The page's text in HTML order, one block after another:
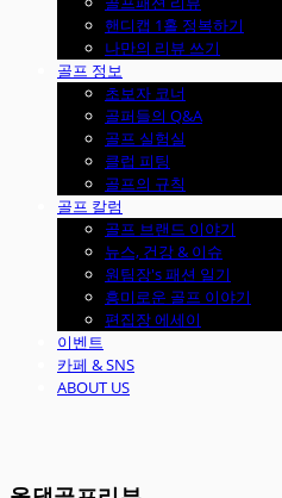
핸디캡 1홀 정복하기
나만의 리뷰 쓰기
골프 정보
초보자 코너
골퍼들의 Q&A
골프 실험실
클럽 피팅
골프의 규칙
골프 칼럼
골프 브랜드 이야기
뉴스, 건강 & 이슈
원팀장's 패션 일기
흥미로운 골프 이야기
편집장 에세이
이벤트
카페 & SNS
ABOUT US